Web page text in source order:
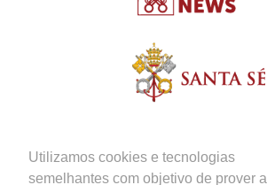
Utilizamos cookies e tecnologias
semelhantes com objetivo de prover a